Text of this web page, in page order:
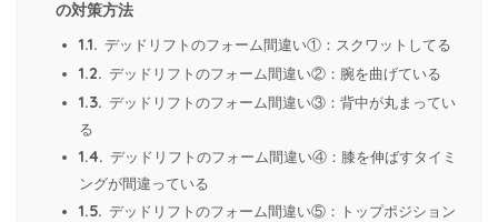
の対策方法
1.1. デッドリフトのフォーム間違い①：スクワットしてる
1.2. デッドリフトのフォーム間違い②：腕を曲げている
1.3. デッドリフトのフォーム間違い③：背中が丸まってい
る
1.4. デッドリフトのフォーム間違い④：膝を伸ばすタイミ
ングが間違っている
1.5. デッドリフトのフォーム間違い⑤：トップポジション